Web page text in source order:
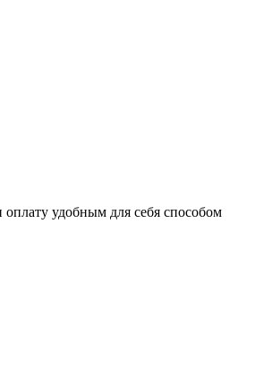
удобным для себя способом